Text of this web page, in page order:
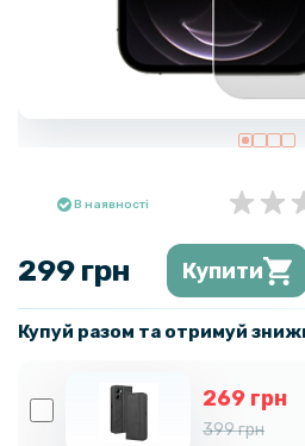
В наявності
299 грн Купити
Купуй разом та отримуй
269 грн
399 грн